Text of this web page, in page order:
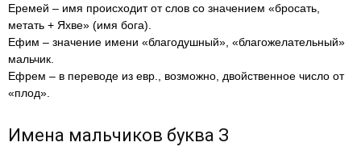
Еремей – имя происходит от слов со значением «бросать,
метать + Яхве» (имя бога).
Ефим – значение имени «благодушный», «благожелательный»
мальчик.
Ефрем – в переводе из евр., возможно, двойственное число от
«плод».
Имена мальчиков буква З